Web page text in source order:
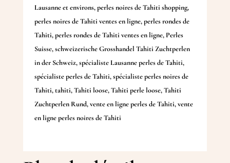
Lausanne et environs,perles noires de Tahiti shopping,
perles noires de Tahiti ventes en ligne,perles rondes de
Tahiti,perles rondes de Tahiti ventes en ligne,Perles
Suisse,schweizerische Grosshandel Tahiti Zuchtperlen
in der Schweiz,spécialiste Lausanne perles de Tahiti,
spécialiste perles de Tahiti,spécialiste perles noires de
Tahiti,tahiti,Tahiti loose,Tahiti perle loose,Tahiti
Zuchtperlen Rund,vente en ligne perles de Tahiti,vente
en ligne perles noires de Tahiti